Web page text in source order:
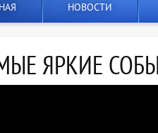
НОВОСТИ
ЯРКИЕ